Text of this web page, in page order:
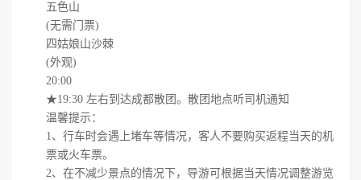
五色山
(无需门票)
四姑娘山沙棘
(外观)
20:00
★19:30 左右到达成都散团。散团地点听司机通知
温馨提示：
1、行车时会遇上堵车等情况，客人不要购买返程当天的机
票或火车票。
2、在不减少景点的情况下，导游可根据当天情况调整游览